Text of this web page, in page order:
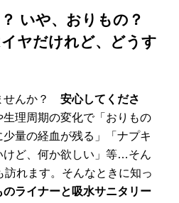
いや、おりもの？
ヤだけれど、どうす
せんか？ 安心してくださ
理周期の変化で「おりもの
量の経血が残る」「ナプキ
けど、何か欲しい」等…そん
訪れます。そんなときに知っ
のライナーと吸水サニタリー